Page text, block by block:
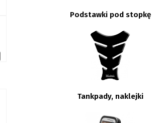
Podstawki pod stopkę
Tankpady, naklejki